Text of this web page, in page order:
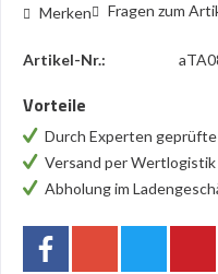
Merken Fragen zum
Artikel-Nr.:
Vorteile
Durch Experten
Versand per Wertlogistik
Abholung im